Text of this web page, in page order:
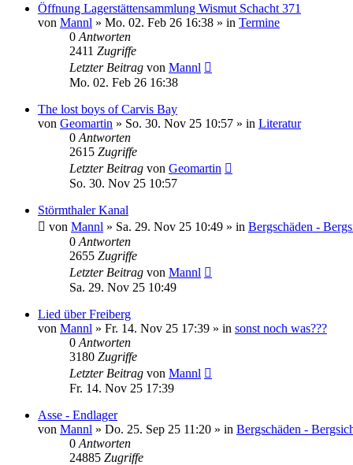
Öffnung Lagerstättensammlung Wismut Schacht 371
von Mannl » Mo. 02. Feb 26 16:38 » in Termine
0 Antworten
2411 Zugriffe
Letzter Beitrag von Mannl
Mo. 02. Feb 26 16:38
The lost boys of Carvis Bay
von Geomartin » So. 30. Nov 25 10:57 » in Literatur
0 Antworten
2615 Zugriffe
Letzter Beitrag von Geomartin
So. 30. Nov 25 10:57
Störmthaler Kanal
von Mannl » Sa. 29. Nov 25 10:49 » in Bergschäden -
0 Antworten
2655 Zugriffe
Letzter Beitrag von Mannl
Sa. 29. Nov 25 10:49
Lied über Freiberg
von Mannl » Fr. 14. Nov 25 17:39 » in sonst noch was???
0 Antworten
3180 Zugriffe
Letzter Beitrag von Mannl
Fr. 14. Nov 25 17:39
Asse - Endlager
von Mannl » Do. 25. Sep 25 11:20 » in Bergschäden -
0 Antworten
24885 Zugriffe